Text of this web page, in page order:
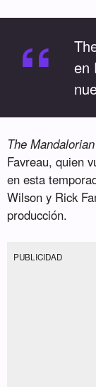
“
en
The Mandalorian
Favreau, quien
en esta
Wilson y Rick
producción.
PUBLICIDAD